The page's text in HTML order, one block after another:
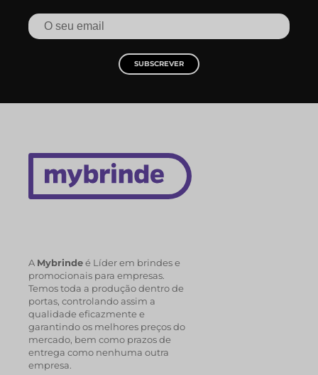
SUBSCREVER
A Mybrindeé Líder em brindes e
promocionais para empresas.
Temos toda a produção dentro de
portas, controlando assim a
qualidade eficazmente e
garantindo os melhores preços do
mercado, bem como prazos de
entrega como nenhuma outra
empresa.